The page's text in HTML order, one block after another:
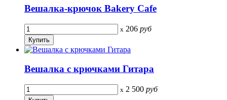
Вешалка-крючок Bakery Cafe
x 206 руб
Вешалка с крючками Гитара
x 2 500 руб